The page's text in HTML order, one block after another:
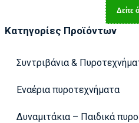
Δείτε
Κατηγορίες Προϊόντων
Συντριβάνια &
Εναέρια πυροτεχνήματα
Δυναμιτάκια – Παιδικά